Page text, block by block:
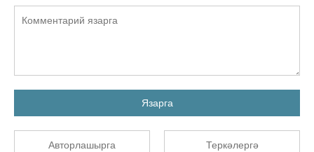
Язарга
Авторлашырга Теркәлергә